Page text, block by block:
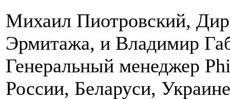
Михаил Пиотровский,
Эрмитажа, и Владимир
Генеральный менеджер
России, Беларуси,